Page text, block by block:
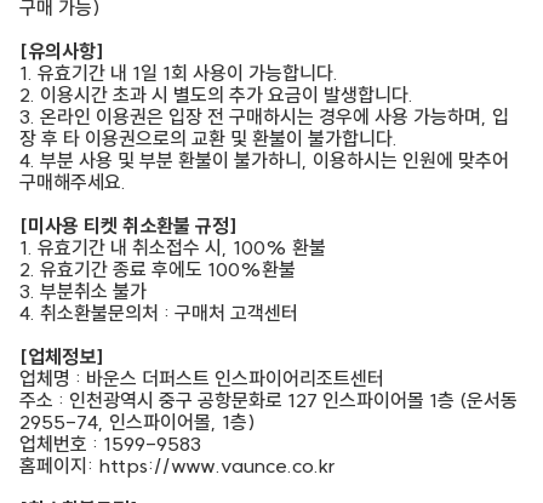
구매 가능)
[유의사항]
1. 유효기간 내 1일 1회 사용이 가능합니다.
2. 이용시간 초과 시 별도의 추가 요금이 발생합니다.
3. 온라인 이용권은 입장 전 구매하시는 경우에 사용 가능하며, 입
장 후 타 이용권으로의 교환 및 환불이 불가합니다.
4. 부분 사용 및 부분 환불이 불가하니, 이용하시는 인원에 맞추어
구매해주세요.
[미사용 티켓 취소환불 규정]
1. 유효기간 내 취소접수 시, 100% 환불
2. 유효기간 종료 후에도 100%환불
3. 부분취소 불가
4. 취소환불문의처 : 구매처 고객센터
[업체정보]
업체명 : 바운스 더퍼스트 인스파이어리조트센터
주소 : 인천광역시 중구 공항문화로 127 인스파이어몰 1층 (운서동
2955-74, 인스파이어몰, 1층)
업체번호 : 1599-9583
홈페이지: https://www.vaunce.co.kr